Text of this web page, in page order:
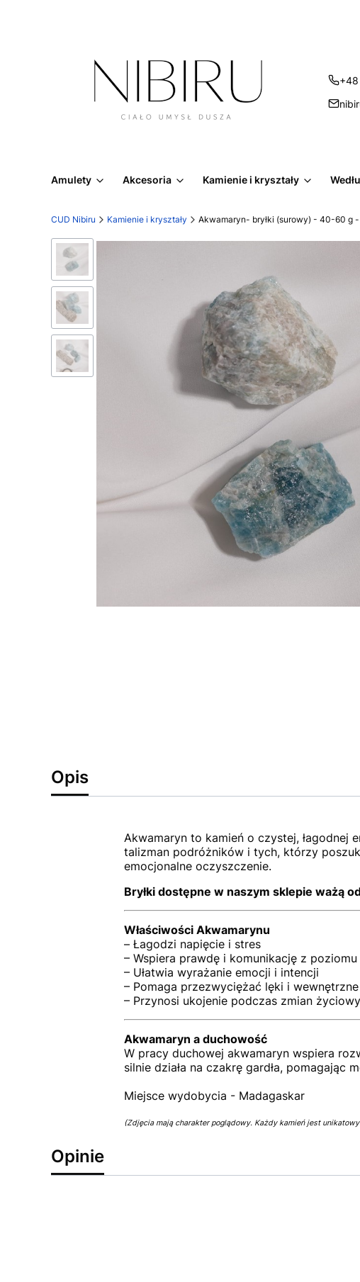
Amulety Akcesoria Kamienie i kryształy
CUD Nibiru Kamienie i kryształy Akwamaryn- bryłki (surowy) - 40-60 g -
Opis
Akwamaryn to kamień o czystej, łagodnej
talizman podróżników i tych, którzy
emocjonalne oczyszczenie.
Bryłki dostępne w naszym sklepie ważą
Właściwości Akwamarynu
– Łagodzi napięcie i stres
– Wspiera prawdę i komunikację z poziomu
– Ułatwia wyrażanie emocji i intencji
– Pomaga przezwyciężać lęki i
– Przynosi ukojenie podczas zmian
Akwamaryn a duchowość
W pracy duchowej akwamaryn wspiera
silnie działa na czakrę gardła,
Miejsce wydobycia - Madagaskar
(Zdjęcia mają charakter poglądowy. Każdy kamień jest
Opinie